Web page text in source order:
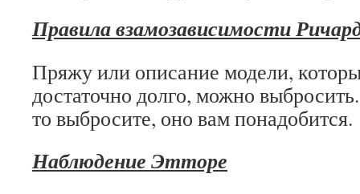
Правила взамозависимости
Пряжу или описание модели,
достаточно долго, можно
то выбросите, оно вам понадобится.
Наблюдение Этторе